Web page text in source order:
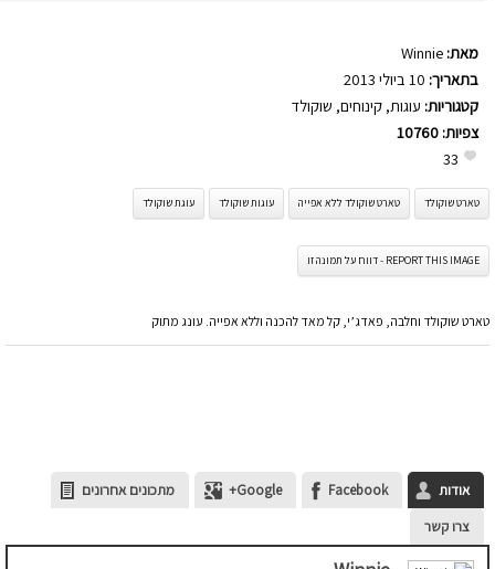
מאת: Winnie
בתאריך:
קטגוריות: עוגות, קינוחים, שוקולד
צפיות: 10760
33
טארט שוקולד טארט שוקולד ללא אפייה עוגות שוקולד עוגת שוקולד
REPORT THIS IMAGE - דווח על תמונה זו
טארט שוקולד וחלבה, פאדג’י, קל מאד להכנה וללא אפייה. עונג מתוק
אודות Facebook
Google+
מתכונים אחרונים
צרו קשר